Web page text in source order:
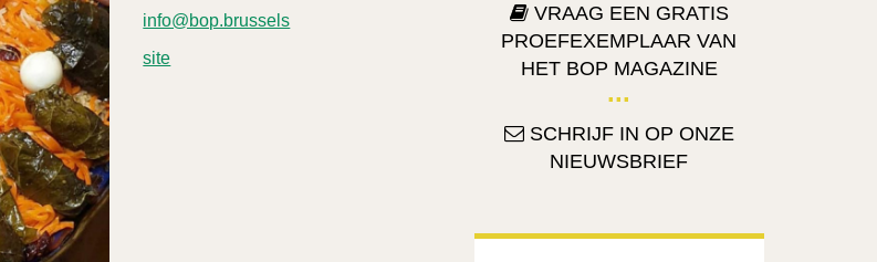
info@bop.brussels
site
VRAAG EEN GRATIS
PROEFEXEMPLAAR VAN
HET BOP MAGAZINE
SCHRIJF IN OP ONZE
NIEUWSBRIEF